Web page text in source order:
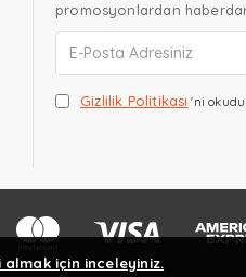
promosyonlardan
Gizlilik Politikası 'ni
almak için inceleyiniz.